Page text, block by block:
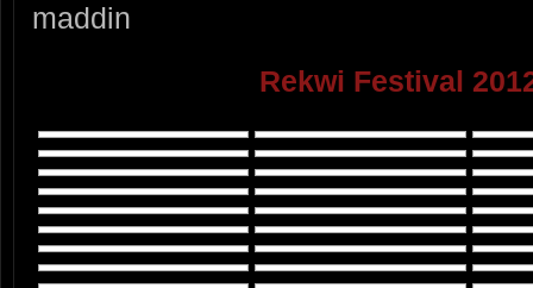
maddin
Rekwi Festival